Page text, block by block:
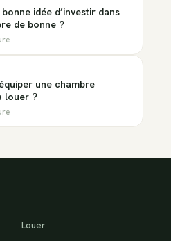
idée d’investir dans
de bonne ?
une chambre
louer ?
Louer